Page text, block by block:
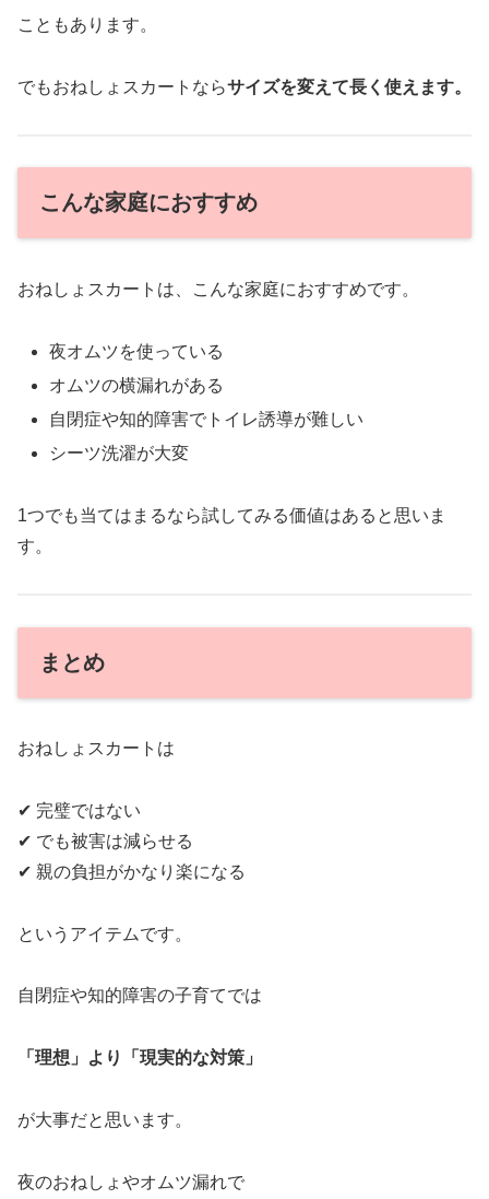
こともあります。
でもおねしょスカートならサイズを変えて長く使えます。
こんな家庭におすすめ
おねしょスカートは、こんな家庭におすすめです。
夜オムツを使っている
オムツの横漏れがある
自閉症や知的障害でトイレ誘導が難しい
シーツ洗濯が大変
1つでも当てはまるなら試してみる価値はあると思いま
す。
まとめ
おねしょスカートは
✔ 完璧ではない
✔ でも被害は減らせる
✔ 親の負担がかなり楽になる
というアイテムです。
自閉症や知的障害の子育てでは
「理想」より「現実的な対策」
が大事だと思います。
夜のおねしょやオムツ漏れで